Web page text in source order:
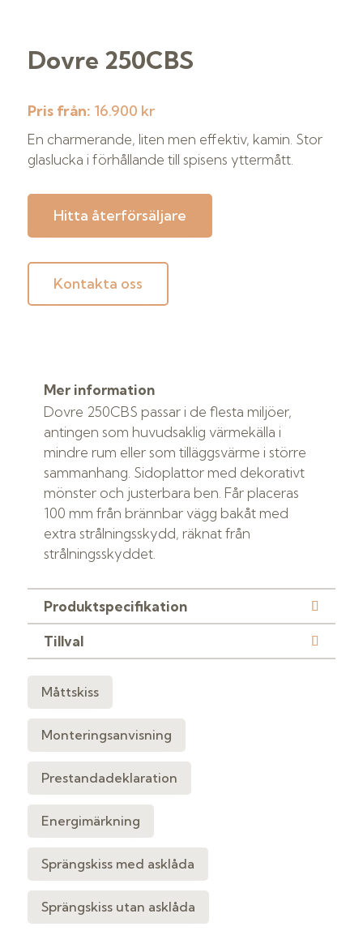
Dovre 250CBS
Pris från: 16.900 kr
En charmerande, liten men effektiv, kamin. Stor
glaslucka i förhållande till spisens yttermått.
Hitta återförsäljare
Kontakta oss
Mer information
Dovre 250CBS passar i de flesta miljöer,
antingen som huvudsaklig värmekälla i
mindre rum eller som tilläggsvärme i större
sammanhang. Sidoplattor med dekorativt
mönster och justerbara ben. Får placeras
100 mm från brännbar vägg bakåt med
extra strålningsskydd, räknat från
strålningsskyddet.
Produktspecifikation
Tillval
Måttskiss
Monteringsanvisning
Prestandadeklaration
Energimärkning
Sprängskiss med asklåda
Sprängskiss utan asklåda